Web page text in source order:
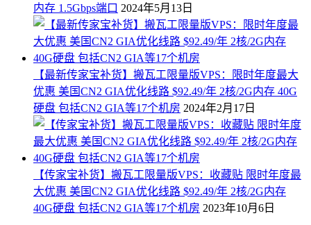
内存 1.5Gbps端口 2024年5月13日
【最新传家宝补货】搬瓦工限量版VPS：限时年度最大
优惠 美国CN2 GIA优化线路 $92.49/年 2核/2G内存 40G
硬盘 包括CN2 GIA等17个机房 2024年2月17日
【传家宝补货】搬瓦工限量版VPS：收藏贴 限时年度最
大优惠 美国CN2 GIA优化线路 $92.49/年 2核/2G内存
40G硬盘 包括CN2 GIA等17个机房 2023年10月6日